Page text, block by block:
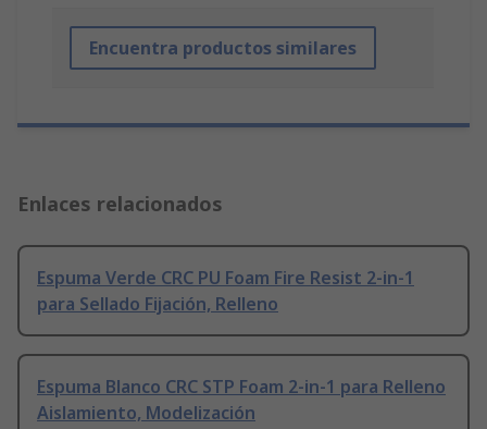
Encuentra productos similares
Enlaces relacionados
Espuma Verde CRC PU Foam Fire Resist 2-in-1
para Sellado Fijación, Relleno
Espuma Blanco CRC STP Foam 2-in-1 para Relleno
Aislamiento, Modelización